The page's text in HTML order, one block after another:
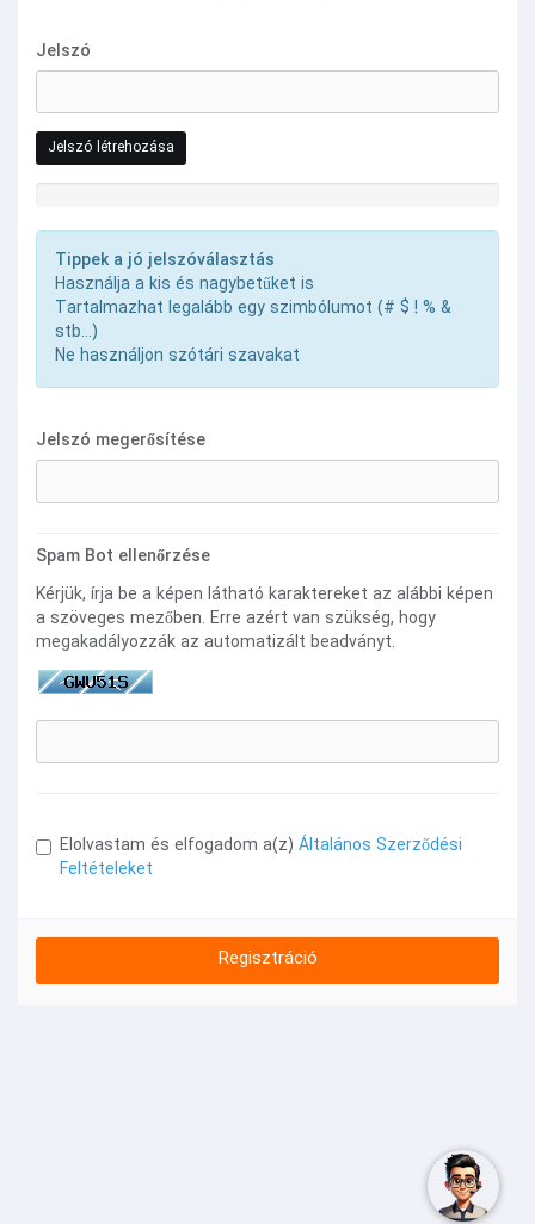
Jelszó
Jelszó létrehozása
Jelszó erőssége: Adja meg a jelszavát
Tippek a jó jelszóválasztás
Használja a kis és nagybetűket is
Tartalmazhat legalább egy szimbólumot (# $ ! % &
stb...)
Ne használjon szótári szavakat
Jelszó megerősítése
Spam Bot ellenőrzése
Kérjük, írja be a képen látható karaktereket az alábbi képen
a szöveges mezőben. Erre azért van szükség, hogy
megakadályozzák az automatizált beadványt.
Elolvastam és elfogadom a(z) Általános Szerződési
Feltételeket